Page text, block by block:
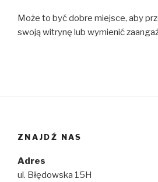
Może to być dobre miejsce, aby
swoją witrynę lub wymienić
ZNAJDŹ NAS
Adres
ul. Błędowska 15H